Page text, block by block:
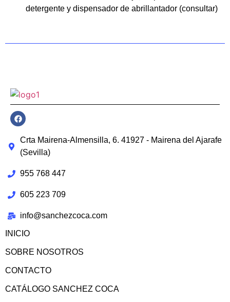
detergente y dispensador de abrillantador (consultar)
Crta Mairena-Almensilla, 6. 41927 - Mairena del Ajarafe
(Sevilla)
955 768 447
605 223 709
info@sanchezcoca.com
INICIO
SOBRE NOSOTROS
CONTACTO
CATÁLOGO SANCHEZ COCA